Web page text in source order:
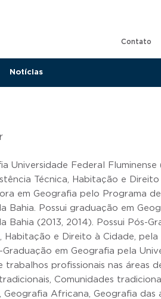
Contato
Notícias
Universidade Federal
Técnica, Habitação e
em Geografia pelo Programa
Bahia. Possui graduação em
Bahia (2013, 2014). Possui Pós-
Habitação e Direito à Cidade,
em Geografia pela
trabalhos profissionais nas áreas
Comunidades
Geografia Africana, Geografia